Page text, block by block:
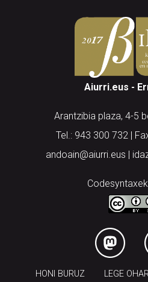
Aiurri.eus -
Arantzibia plaza, 4-5
Tel.: 943 300 732 |
andoain@aiurri.eus |
HONI BURUZ LEGE